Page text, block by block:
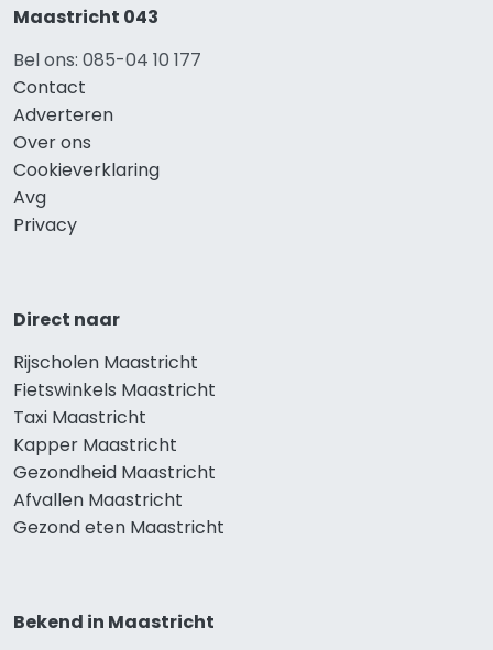
Maastricht 043
Bel ons: 085-04 10 177
Contact
Adverteren
Over ons
Cookieverklaring
Avg
Privacy
Direct naar
Rijscholen Maastricht
Fietswinkels Maastricht
Taxi Maastricht
Kapper Maastricht
Gezondheid Maastricht
Afvallen Maastricht
Gezond eten Maastricht
Bekend in Maastricht